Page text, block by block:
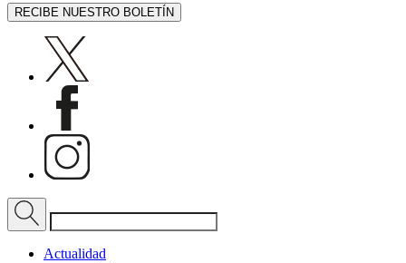
RECIBE NUESTRO BOLETÍN
Actualidad